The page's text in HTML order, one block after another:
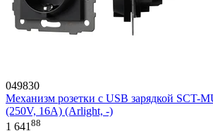
049830
Механизм розетки с USB зарядкой SCT-
(250V, 16A) (Arlight, -)
1 64188